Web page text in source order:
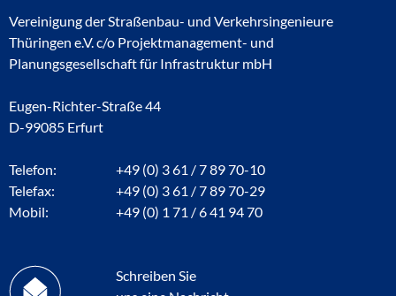
Vereinigung der Straßenbau- und Verkehrsingenieure
Thüringen e.V. c/o Projektmanagement- und
Planungsgesellschaft für Infrastruktur mbH
Eugen-Richter-Straße 44
D-99085 Erfurt
Telefon:
+49 (0) 3 61 / 7 89 70-10
Telefax:
+49 (0) 3 61 / 7 89 70-29
Mobil:
+49 (0) 1 71 / 6 41 94 70
Schreiben Sie